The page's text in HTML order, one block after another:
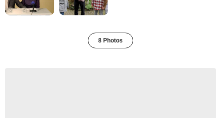
8 Photos